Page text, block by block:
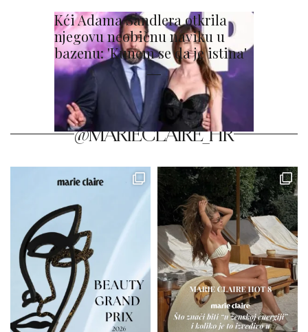
Kći Adama Sandlera otkrila
njegovu neobičnu naviku u
bazenu: 'Kunem se da je istina'
@MARIECLAIRE_HR